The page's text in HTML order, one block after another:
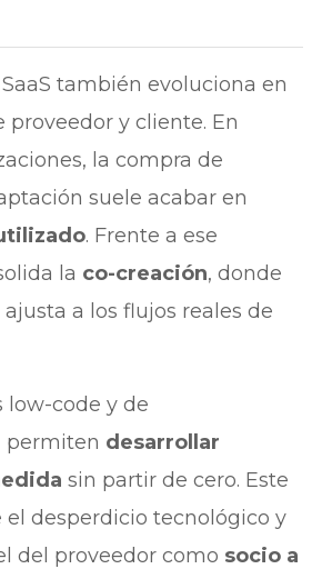
también evoluciona en
proveedor y cliente. En
la compra de
suele acabar en
. Frente a ese
la co-creación, donde
a los flujos reales de
low-code y de
permiten desarrollar
sin partir de cero. Este
desperdicio tecnológico y
del proveedor como socio a